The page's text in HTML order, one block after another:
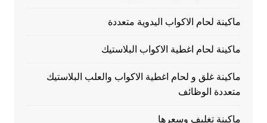
ماكينة لحام الاكواب اليدوية متعددة
ماكينة لحام اغطية الاكواب البلاستيك
ماكينة غلق و لحام اغطية الاكواب والعلب البلاستيك
متعددة الوظائف
ماكينة تغليف وسعرها